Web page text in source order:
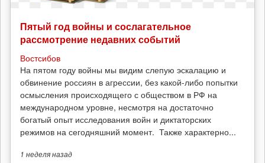
Пятый год войны и сослагательное
рассмотрение недавних событий
Востсибов
На пятом году войны мы видим слепую эскалацию и
обвинение россиян в агрессии, без какой-либо попытки
осмысления происходящего с обществом в РФ на
международном уровне, несмотря на достаточно
богатый опыт исследования войн и диктаторских
режимов на сегодняшний момент. Также характерно...
1 неделяназад